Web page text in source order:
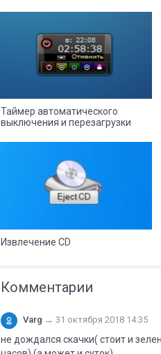
Таймер автоматического
выключения и перезагрузки
Извлечение CD
Комментарии
Varg → 31 октября 2018 14:35
не дождался скачки( стоит и